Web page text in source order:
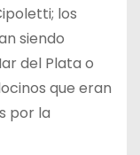
los
siendo
del Plata o
que eran
por la